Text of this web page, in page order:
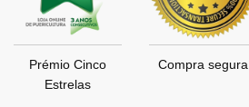
Prémio Cinco
Estrelas
Compra segura